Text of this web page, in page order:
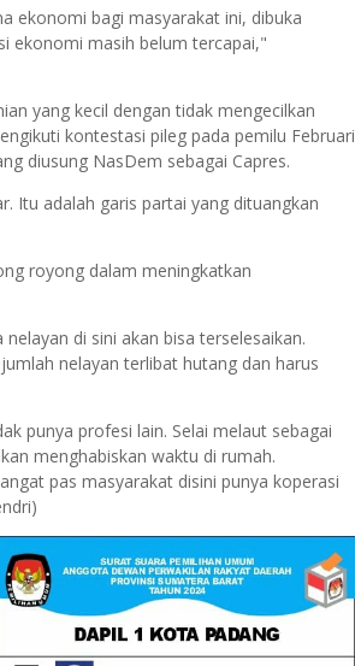
ekonomi bagi masyarakat ini, dibuka
ekonomi masih belum tercapai,"
yang kecil dengan tidak mengecilkan
kontestasi pileg pada pemilu Februari
diusung NasDem sebagai Capres.
Itu adalah garis partai yang dituangkan
royong dalam meningkatkan
di sini akan bisa terselesaikan.
nelayan terlibat hutang dan harus
punya profesi lain. Selai melaut sebagai
menghabiskan waktu di rumah.
pas masyarakat disini punya koperasi